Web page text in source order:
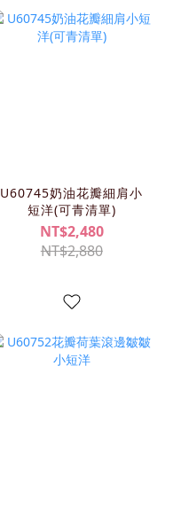
U60745奶油花瓣細肩小
短洋(可青清單)
NT$2,480
NT$2,880